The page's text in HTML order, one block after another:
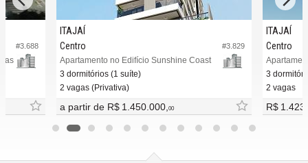
#3.688 #3.829
ITAJAÍ
Centro
Apartamento no Edifício Sunshine Coast
3 dormitórios (1 suíte)
2 vagas (Privativa)
a partir de R$ 1.450.000, 00
ITAJAÍ
Centro
3
2 vagas
R$